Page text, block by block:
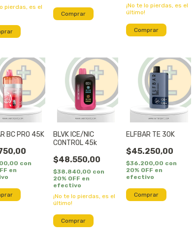
pierdas, es el
Comprar
¡No te lo pierdas, es el
último!
Comprar
BC PRO 45K
con
en
BLVK ICE/NIC
CONTROL 45k
$48.550,00
$38.840,00 con
20% OFF en
efectivo
¡No te lo pierdas, es el
último!
Comprar
ELFBAR TE 30K
$45.250,00
$36.200,00 con
20% OFF en
efectivo
Comprar